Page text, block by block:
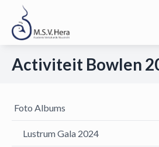
Activiteit Bowlen
Foto Albums
Lustrum Gala 2024